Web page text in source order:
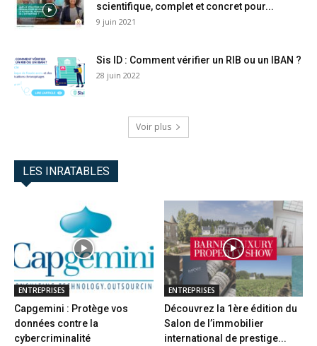
scientifique, complet et concret pour...
9 juin 2021
Sis ID : Comment vérifier un RIB ou un IBAN ?
28 juin 2022
Voir plus
LES INRATABLES
ENTREPRISES
Capgemini : Protège vos
données contre la
cybercriminalité
ENTREPRISES
Découvrez la 1ère édition du
Salon de l’immobilier
international de prestige...